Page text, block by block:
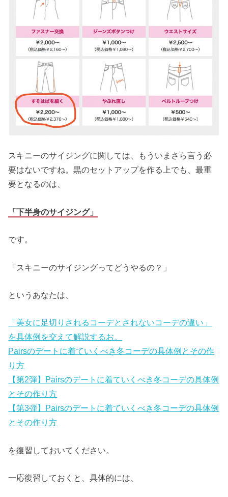
スキニーのサイジングに関しては、もういまさら言う必
要はないですね。黒のセットアップを作る上でも、最重
要となるのは、
「下半身のサイジング」
です。
「スキニーのサイジングってどうやるの？」
というあなたは、
「美女に足切りされるコーデとされないコーデの違い」
を具体例を交えて解説するお。
Pairsのデートに着ていくべき冬コーデの具体例とその作
り方
【第2弾】Pairsのデートに着ていくべき冬コーデの具体例
とその作り方
【第3弾】Pairsのデートに着ていくべき冬コーデの具体例
とその作り方
を復習しておいてください。
一応復習しておくと、具体的には、